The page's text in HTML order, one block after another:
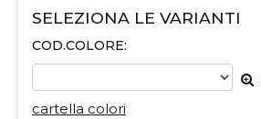
SELEZIONA LE VARIANTI
COD.COLORE:
cartella colori